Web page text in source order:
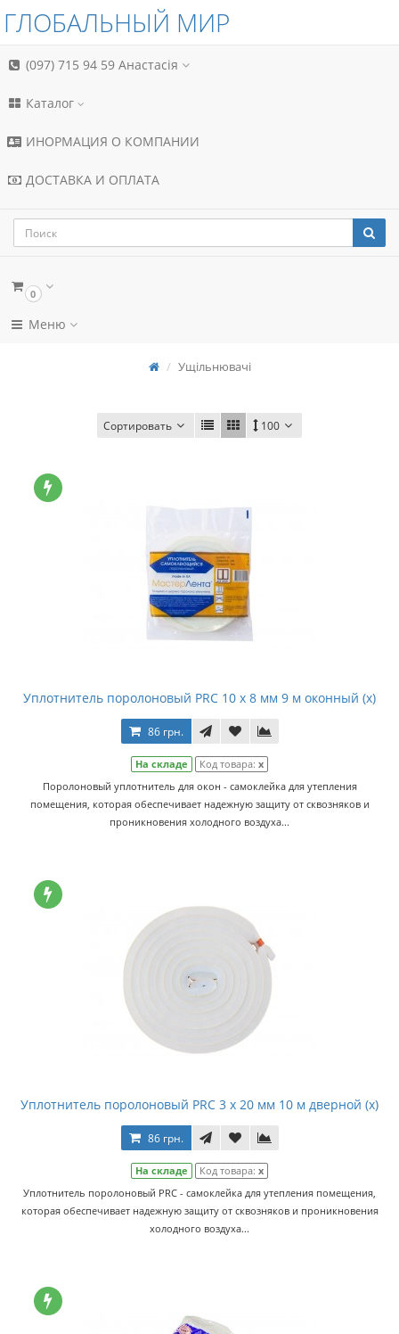
ГЛОБАЛЬНЫЙ МИР
(097) 715 94 59 Анастасія
Каталог
ИНОРМАЦИЯ О КОМПАНИИ
ДОСТАВКА И ОПЛАТА
0
Меню
Ущільнювачі
Сортировать 100
Уплотнитель поролоновый PRC 10 х 8 мм 9 м оконный (x)
86 грн.
На складе Код товара: x
Поролоновый уплотнитель для окон - самоклейка для утепления
помещения, которая обеспечивает надежную защиту от сквозняков и
проникновения холодного воздуха...
Уплотнитель поролоновый PRC 3 х 20 мм 10 м дверной (x)
86 грн.
На складе Код товара: x
Уплотнитель поролоновый PRC - самоклейка для утепления помещения,
которая обеспечивает надежную защиту от сквозняков и проникновения
холодного воздуха...